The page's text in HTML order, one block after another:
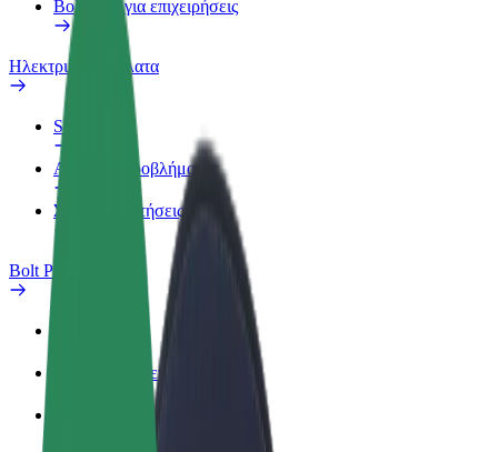
Bolt food για επιχειρήσεις
Ηλεκτρικά ποδήλατα
Safety Lab
Αναφορά προβλήματος
Συχνές Ερωτήσεις
Bolt Plus
Πώς να συμμετάσχετε